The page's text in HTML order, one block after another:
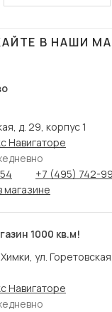
В НАШИ
д. 29, корпус 1
Навигаторе
+7 (495) 742-
магазине
1000 кв.м!
ул.
Навигаторе